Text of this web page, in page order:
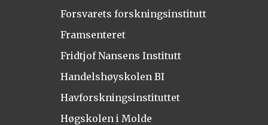
Forsvarets forskningsinstitutt
Framsenteret
Fridtjof Nansens Institutt
Handelshøyskolen BI
Havforskningsinstituttet
Høgskolen i Molde